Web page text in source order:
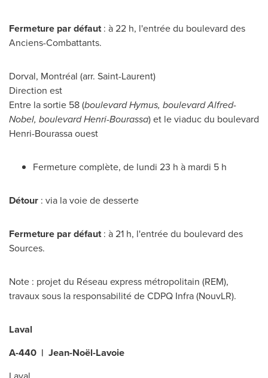
Fermeture par défaut: à 22 h, l'entrée du boulevard des
Anciens-Combattants.
Dorval, Montréal (arr. Saint-Laurent)
Direction est
Entre la sortie 58 (boulevard Hymus, boulevard Alfred-
Nobel, boulevard Henri-Bourassa) et le viaduc du boulevard
Henri-Bourassa ouest
Fermeture complète, de lundi 23 h à mardi 5 h
Détour : via la voie de desserte
Fermeture par défaut: à 21 h, l'entrée du boulevard des
Sources.
Note : projet du Réseau express métropolitain (REM),
travaux sous la responsabilité de CDPQ Infra (NouvLR).
Laval
A-440 | Jean-Noël-Lavoie